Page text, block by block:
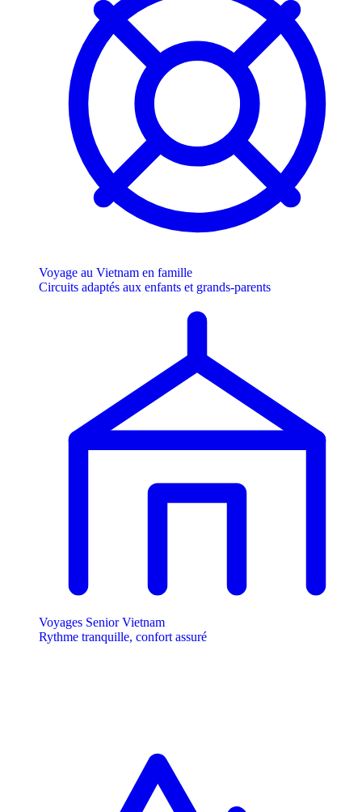
Voyage au Vietnam en famille
Circuits adaptés aux enfants et grands-parents
Voyages Senior Vietnam
Rythme tranquille, confort assuré